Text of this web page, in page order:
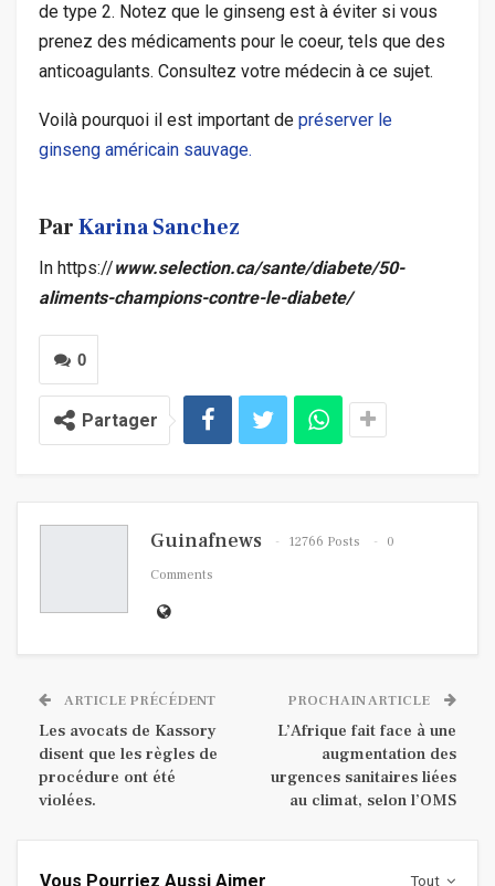
de type 2. Notez que le ginseng est à éviter si vous
prenez des médicaments pour le coeur, tels que des
anticoagulants. Consultez votre médecin à ce sujet.
Voilà pourquoi il est important de préserver le
ginseng américain sauvage.
ParKarina Sanchez
In https://www.selection.ca/sante/diabete/50-
aliments-champions-contre-le-diabete/
0
Partager
Guinafnews 12766 Posts
0
Comments
ARTICLE PRÉCÉDENT
Les avocats de Kassory
disent que les règles de
procédure ont été
violées.
PROCHAIN ARTICLE
L’Afrique fait face à une
augmentation des
urgences sanitaires liées
au climat, selon l’OMS
Tout
Vous Pourriez Aussi Aimer